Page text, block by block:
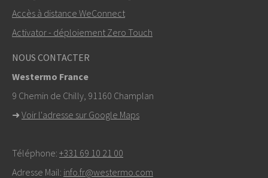
+46 16 42 80 00
info@westermo.com
Pour toute demande d’assistance,
contacter le support technique
Accès à distance WeConnect
Activator - déploiement Zero Touch
NOUS CONTACTER
Westermo France
9 Chemin de Chilly, 91160 Champlan
➜ Voir l'adresse sur Google Maps
Téléphone: +331 69 10 21 00
Adresse Mail: info.fr@westermo.com